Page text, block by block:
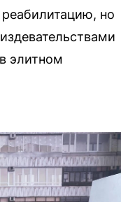
реабилитацию, но
элитном